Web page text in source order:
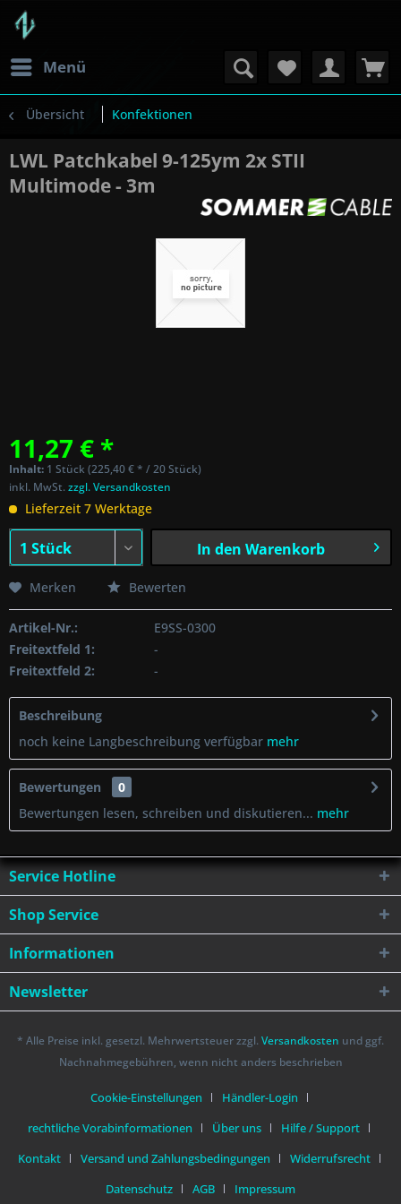
Menü
Übersicht Konfektionen
LWL Patchkabel 9-125ym 2x STII
Multimode - 3m
11,27 € *
Inhalt: 1 Stück (225,40 € * / 20 Stück)
inkl. MwSt.zzgl. Versandkosten
Lieferzeit 7 Werktage
In den Warenkorb
Merken Bewerten
Artikel-Nr.:
E9SS-0300
Freitextfeld 1:
-
Freitextfeld 2:
-
Beschreibung
noch keine Langbeschreibung verfügbar mehr
Bewertungen
0
Bewertungen lesen, schreiben und diskutieren... mehr
Service Hotline
Shop Service
Informationen
Newsletter
* Alle Preise inkl. gesetzl. Mehrwertsteuer zzgl. Versandkosten und ggf.
Nachnahmegebühren, wenn nicht anders beschrieben
Cookie-Einstellungen
Händler-Login
rechtliche Vorabinformationen
Über uns
Hilfe / Support
Kontakt
Versand und Zahlungsbedingungen
Widerrufsrecht
Datenschutz
AGB Impressum